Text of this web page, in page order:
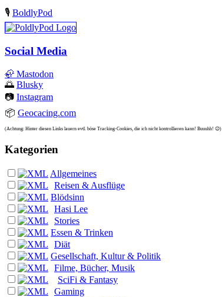
🎙️ BoldlyPod
Social Media
🦣 Mastodon
🌅 Blusky
📷 Instagram
📦 Geocacing.com
(Achtung: Hinter diesen Links lauern evtl. böse Tracking-Cookies, die ich nicht kontrollieren kann! Buuuhh! 😉)
Kategorien
Allgemeines
Reisen & Ausflüge
Blödsinn
Hasi Lee
Stories
Essen & Trinken
Diät
Gesellschaft, Kultur & Politik
Filme, Bücher, Musik
SciFi & Fantasy
Gaming